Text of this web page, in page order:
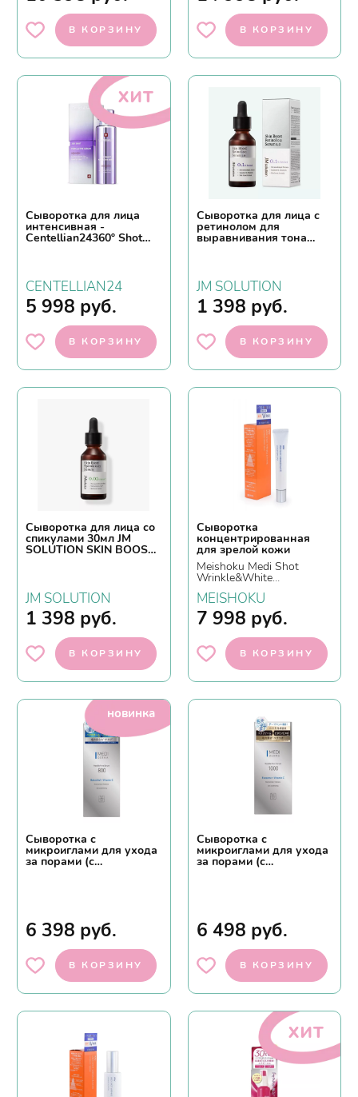
В КОРЗИНУ В КОРЗИНУ
хит
Сыворотка для лица
интенсивная -
Centellian24360º Shot
CENTELLIAN24
5 998 руб.
В КОРЗИНУ
Сыворотка для лица с
ретинолом для
выравнивания тона
кожи JM SOLUTION
JM SOLUTION
1 398 руб.
В КОРЗИНУ
Сыворотка для лица со
спикулами 30мл JM
SOLUTION SKIN BOOST
JM SOLUTION
1 398 руб.
В КОРЗИНУ
Сыворотка
концентрированная
для зрелой кожи
Meishoku Medi Shot
Wrinkle&White
Concentrate Spot, 20гр.
MEISHOKU
7 998 руб.
В КОРЗИНУ
новинка
Сыворотка с
микроиглами для ухода
за порами (с
бакучиолом)MEDI
6 398 руб.
В КОРЗИНУ
Сыворотка с
микроиглами для ухода
за порами (с
экзосомами и вит.С)
6 498 руб.
В КОРЗИНУ
хит